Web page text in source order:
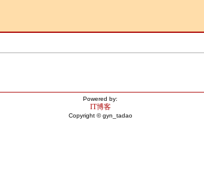
Powered by:
IT博客
Copyright © gyn_tadao